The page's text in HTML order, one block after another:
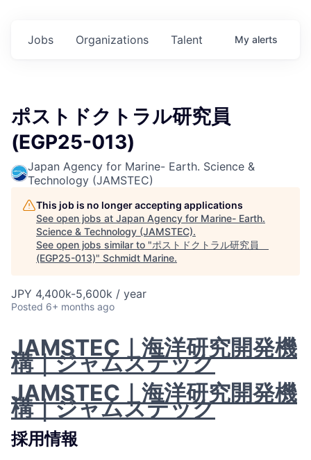
Jobs Organizations Talent My alerts
ポストドクトラル研究員
(EGP25-013)
Japan Agency for Marine- Earth. Science &
Technology (JAMSTEC)
This job is no longer accepting applications
See open jobs at Japan Agency for Marine- Earth.
Science & Technology (JAMSTEC).
See open jobs similar to "ポストドクトラル研究員
(EGP25-013)" Schmidt Marine.
JPY 4,400k-5,600k / year
Posted 6+ months ago
JAMSTEC｜海洋研究開発機
構｜ジャムステック
JAMSTEC｜海洋研究開発機
構｜ジャムステック
採用情報